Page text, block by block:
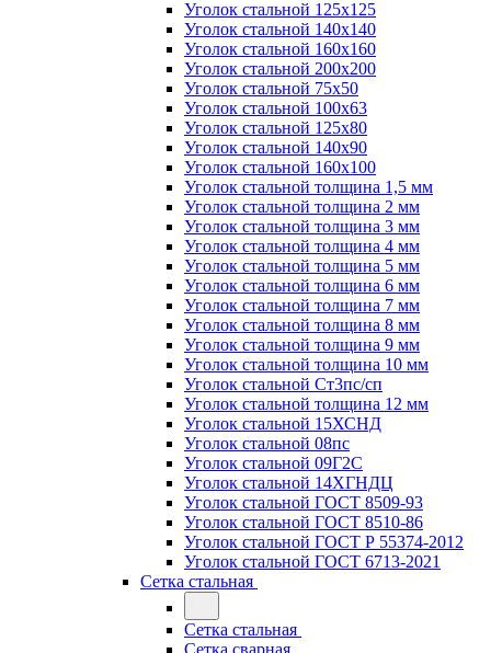
Уголок стальной 125х125
Уголок стальной 140х140
Уголок стальной 160х160
Уголок стальной 200х200
Уголок стальной 75х50
Уголок стальной 100х63
Уголок стальной 125х80
Уголок стальной 140х90
Уголок стальной 160х100
Уголок стальной толщина 1,5 мм
Уголок стальной толщина 2 мм
Уголок стальной толщина 3 мм
Уголок стальной толщина 4 мм
Уголок стальной толщина 5 мм
Уголок стальной толщина 6 мм
Уголок стальной толщина 7 мм
Уголок стальной толщина 8 мм
Уголок стальной толщина 9 мм
Уголок стальной толщина 10 мм
Уголок стальной Ст3пс/сп
Уголок стальной толщина 12 мм
Уголок стальной 15ХСНД
Уголок стальной 08пс
Уголок стальной 09Г2С
Уголок стальной 14ХГНДЦ
Уголок стальной ГОСТ 8509-93
Уголок стальной ГОСТ 8510-86
Уголок стальной ГОСТ Р 55374-2012
Уголок стальной ГОСТ 6713-2021
Сетка стальная
Сетка стальная
Сетка сварная